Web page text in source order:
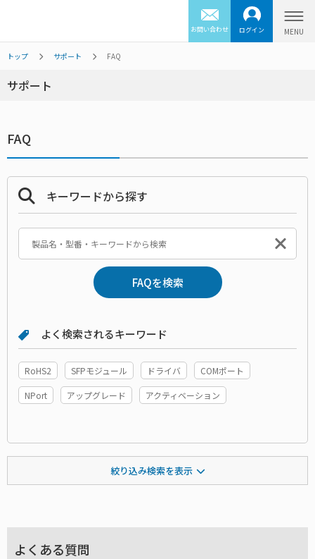
お問い合わせ ログイン
トップ サポート FAQ
サポート
FAQ
キーワードから探す
FAQを検索
よく検索されるキーワード
RoHS2 SFPモジュール ドライバ COMポート
NPort アップグレード アクティベーション
絞り込み検索を表示
よくある質問